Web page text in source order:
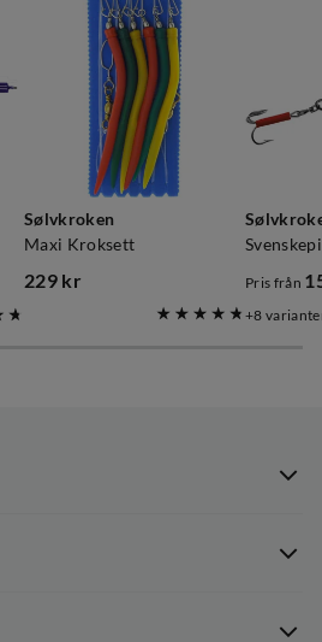
Sølvkroken
Maxi Kroksett
229 kr
price
Pris från
8